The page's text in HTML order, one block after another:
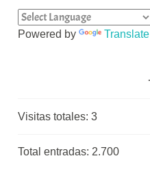
Powered by Translate
Visitas totales:3
Total entradas: 2.700